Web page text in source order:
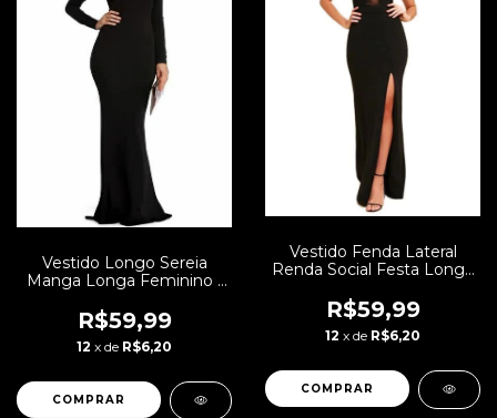
Vestido Longo Sereia
Manga Longa Feminino |
R$59,99
12 x de R$6,20
COMPRAR
Vestido Fenda Lateral
Renda Social Festa Longo
R$59,99
12 x de R$6,20
COMPRAR